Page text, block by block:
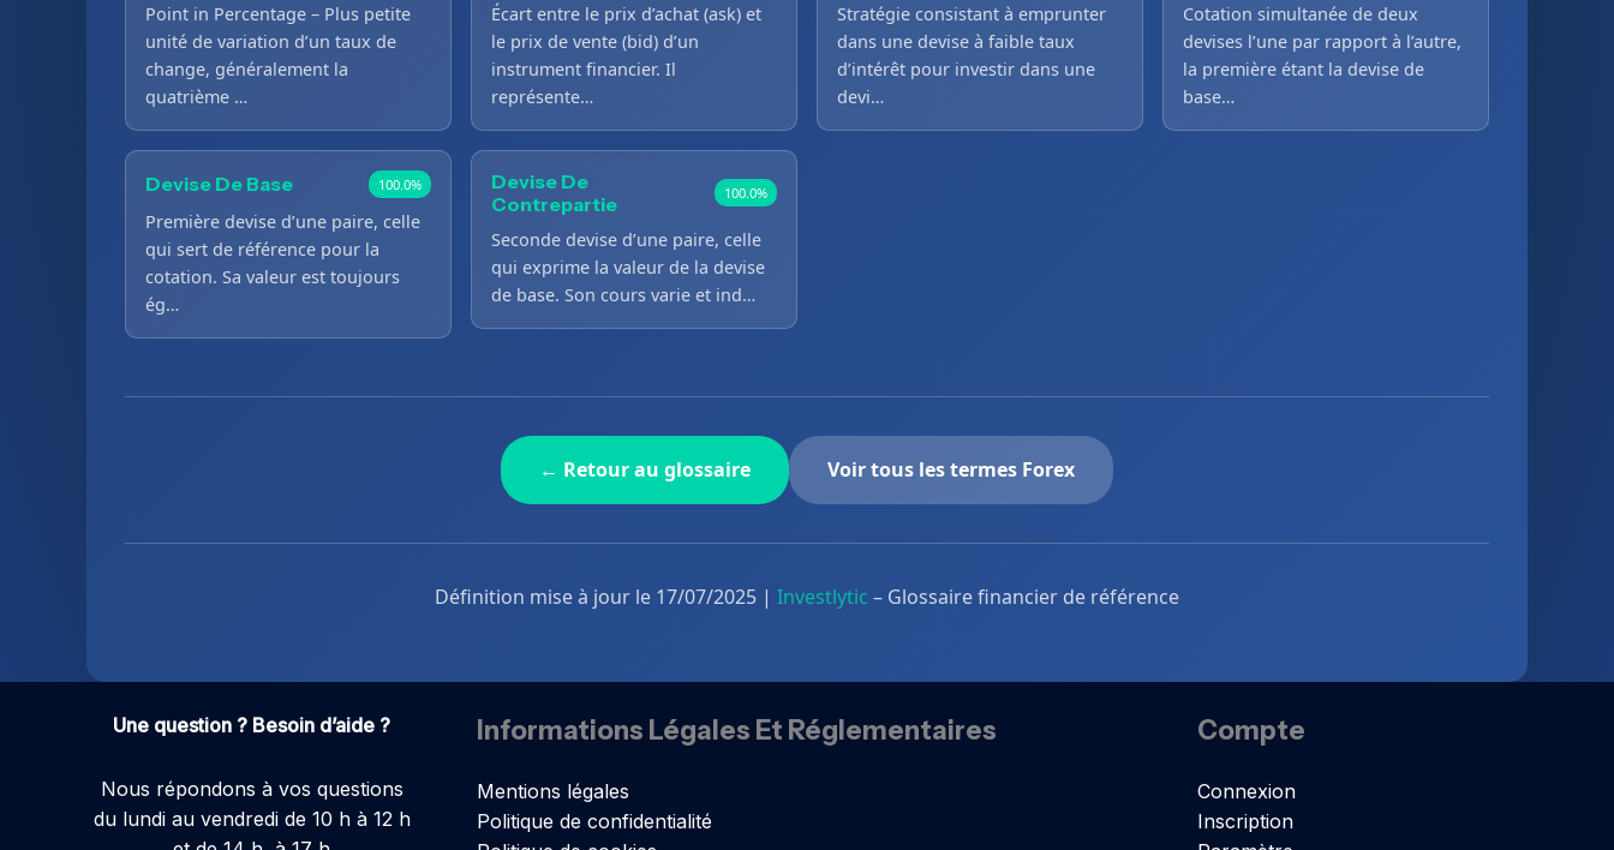
Point in Percentage – Plus petite
unité de variation d’un taux de
change, généralement la
quatrième …
Écart entre le prix d’achat (ask) et
le prix de vente (bid) d’un
instrument financier. Il
représente…
Stratégie consistant à emprunter
dans une devise à faible taux
d’intérêt pour investir dans une
devi…
Cotation simultanée de deux
devises l’une par rapport à l’autre,
la première étant la devise de
base…
Devise De Base 100.0%
Première devise d’une paire, celle
qui sert de référence pour la
cotation. Sa valeur est toujours
ég…
Devise De
Contrepartie
100.0%
Seconde devise d’une paire, celle
qui exprime la valeur de la devise
de base. Son cours varie et ind…
← Retour au glossaire Voir tous les termes Forex
Définition mise à jour le 17/07/2025 | Investlytic – Glossaire financier de référence
Une question ? Besoin d’aide ?
Nous répondons à vos questions
du lundi au vendredi de 10 h à 12 h
Informations Légales Et Réglementaires
Mentions légales
Politique de confidentialité
Compte
Connexion
Inscription